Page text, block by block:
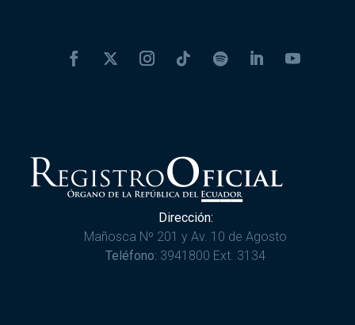
Dirección:
Mañosca Nº 201 y Av. 10 de Agosto
Teléfono: 3941800 Ext. 3134